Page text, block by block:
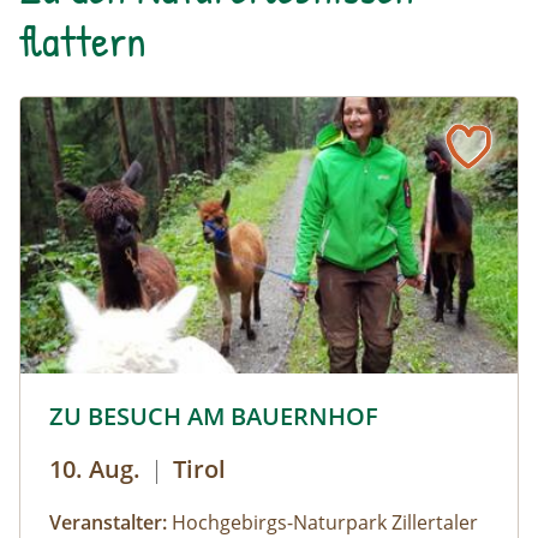
flattern
ZU BESUCH AM BAUERNHOF
10. Aug. | Tirol
Veranstalter: Hochgebirgs-Naturpark Zillertaler